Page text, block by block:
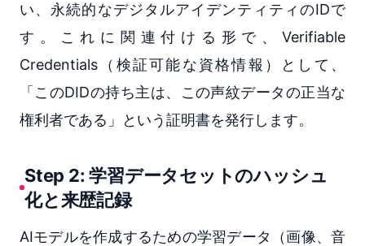
い、永続的なデジタルアイデンティティのIDで
す。これに関連付ける形で、Verifiable
Credentials（検証可能な資格情報）として、
「このDIDの持ち主は、この声紋データの正当な
権利者である」という証明書を発行します。
Step 2: 学習データセットのハッシュ
化と来歴記録
AIモデルを作成するための学習データ（画像、音